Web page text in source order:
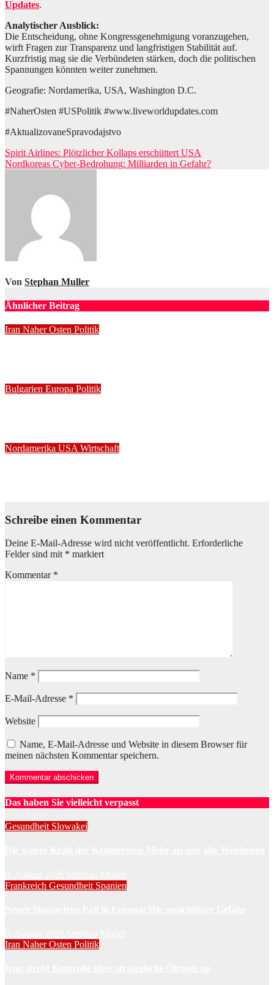
Updates.
Analytischer Ausblick:
Die Entscheidung, ohne Kongressgenehmigung voranzugehen,
wirft Fragen zur Transparenz und langfristigen Stabilität auf.
Kurzfristig mag sie die Verbündeten stärken, doch die politischen
Spannungen könnten weiter zunehmen.
Geografie: Nordamerika, USA, Washington D.C.
#NaherOsten #USPolitik #www.liveworldupdates.com
#AktualizovaneSpravodajstvo
Beitragsnavigation
Spirit Airlines: Plötzlicher Kollaps erschüttert USA
Nordkoreas Cyber-Bedrohung: Milliarden in Gefahr?
Von Stephan Muller
Ähnlicher Beitrag
Iran Naher Osten Politik
Bulgarien Europa Politik
Nordamerika USA Wirtschaft
Schreibe einen Kommentar
Deine E-Mail-Adresse wird nicht veröffentlicht. Erforderliche
Felder sind mit * markiert
Kommentar *
Name *
E-Mail-Adresse *
Website
Name, E-Mail-Adresse und Website in diesem Browser für
meinen nächsten Kommentar speichern.
Das haben Sie vielleicht verpasst
Gesundheit Slowakei
Frankreich Gesundheit Spanien
Iran Naher Osten Politik